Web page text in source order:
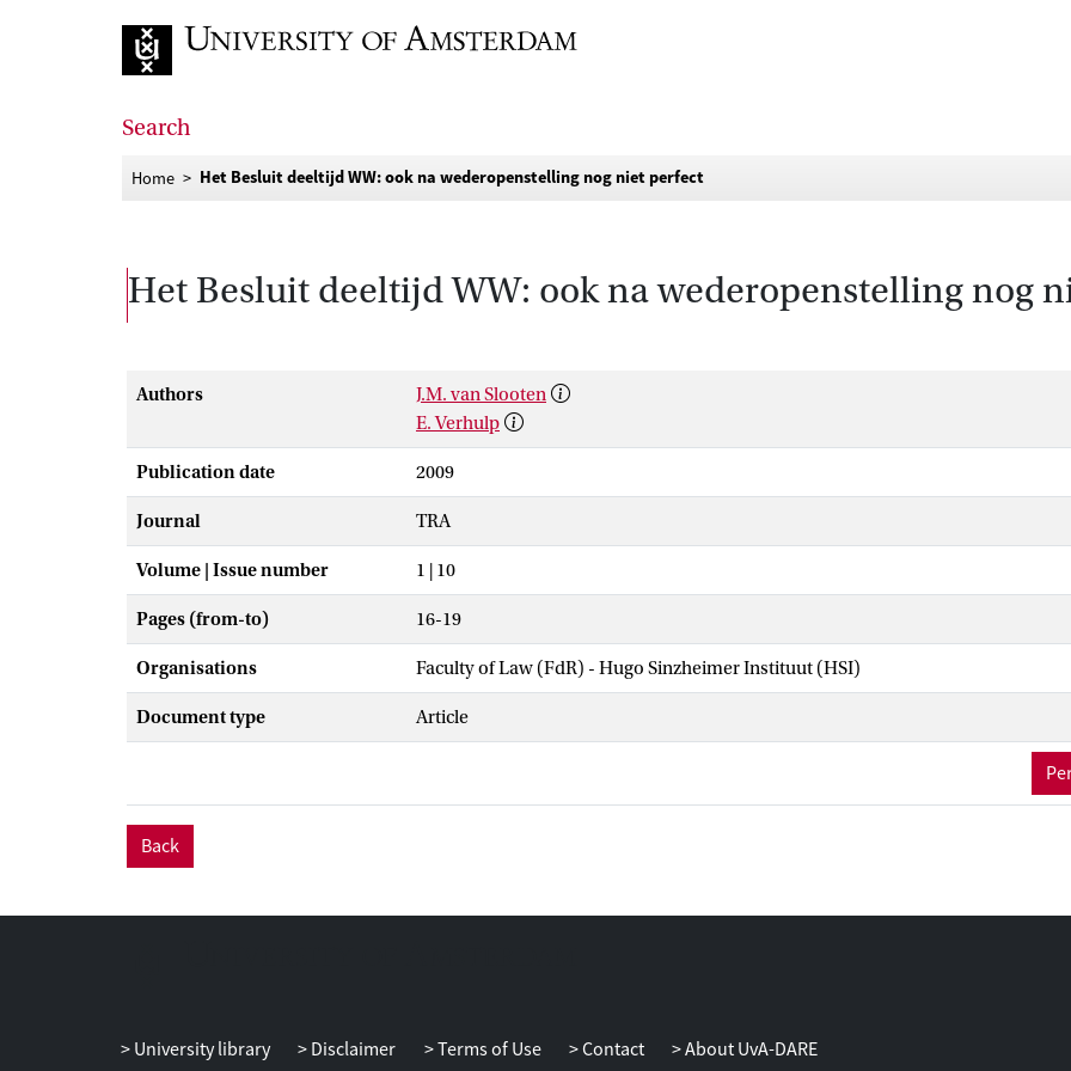
Search
Home Het Besluit deeltijd WW: ook na wederopenstelling nog niet perfect
Het Besluit deeltijd WW: ook na wederopenstelling nog
Authors
J.M. van Slooten
E. Verhulp
Publication date 2009
Journal TRA
Volume | Issue number 1 | 10
Pages (from-to) 16-19
Organisations Faculty of Law (FdR) - Hugo Sinzheimer Instituut (HSI)
Document type Article
Back
University library Disclaimer Terms of Use Contact About UvA-DARE